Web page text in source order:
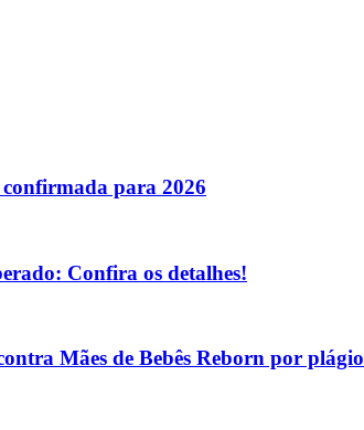
confirmada para 2026
Confira os detalhes!
Mães de Bebês Reborn por plágio